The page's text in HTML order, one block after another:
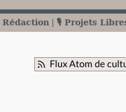
Rédaction 🎙️ Projets
Flux Atom de